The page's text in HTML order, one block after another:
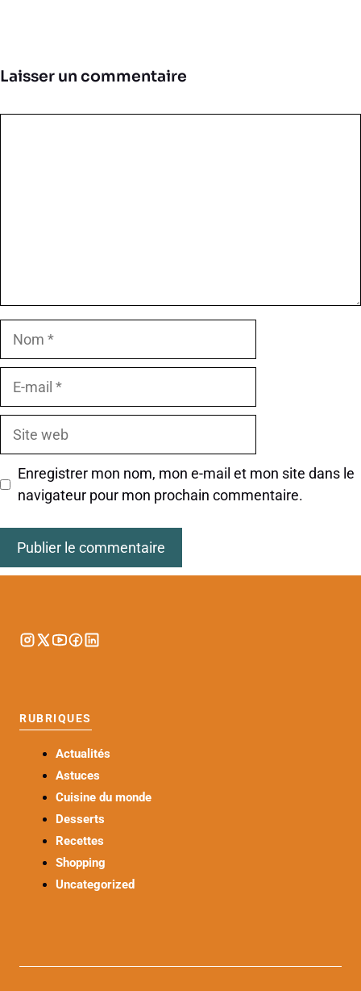
Laisser un commentaire
Nom
Site
Enregistrer mon nom, mon e-mail et mon site dans le
navigateur pour mon prochain commentaire.
RUBRIQUES
Actualités
Astuces
Cuisine du monde
Desserts
Recettes
Shopping
Uncategorized